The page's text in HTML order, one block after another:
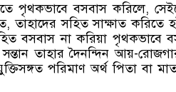
পৃথকভাবে বসবাস করিলে,
তাহাদের সহিত সাক্ষাত করিতে
বসবাস না করিয়া পৃথকভাবে
সন্তান তাহার দৈনন্দিন আয়-
পরিমাণ অর্থ পিতা বা